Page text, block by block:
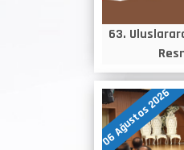
63.
06 Ağustos 2026